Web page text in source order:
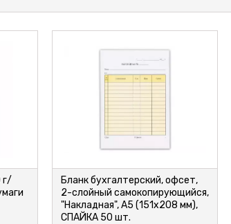
г/
Бланк бухгалтерский, офсет,
2-слойный самокопирующийся,
"Накладная", А5 (151х208 мм),
СПАЙКА 50 шт.